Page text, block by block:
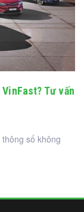
Tư vấn
số không